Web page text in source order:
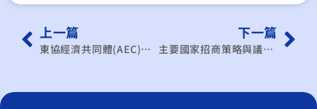
上一篇
東協經濟共同體(AEC)形成後對我國與東協貿易與投資之影響
下一篇
主要國家招商策略與議題研析